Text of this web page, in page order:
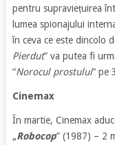
pentru supraviețuirea
lumea spionajului
în ceva ce este dincolo
Pierdut” va putea fi
“Norocul prostului“ pe
Cinemax
În martie, Cinemax
„Robocop” (1987) – 2